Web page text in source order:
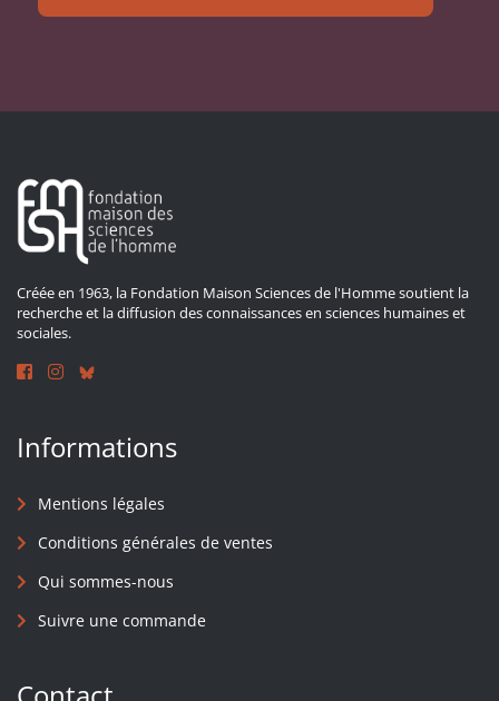
Créée en 1963, la Fondation Maison Sciences de l'Homme soutient la
recherche et la diffusion des connaissances en sciences humaines et
sociales.
Informations
Mentions légales
Conditions générales de ventes
Qui sommes-nous
Suivre une commande